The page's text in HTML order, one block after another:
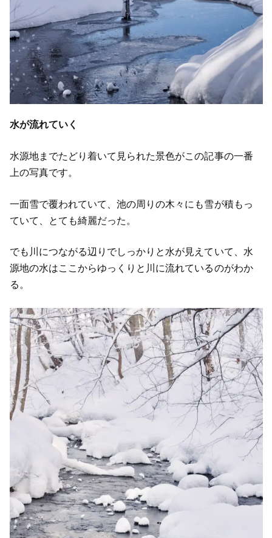
水が流れていく
水源地までたどり着いて見られた景色がこの記事の一番
上の写真です。
一面雪で覆われていて、池の周りの木々にも雪が積もっ
ていて、とても綺麗だった。
でも川につながる辺りでしっかりと水が見えていて、水
源地の水はここからゆっくりと川に流れているのがわか
る。